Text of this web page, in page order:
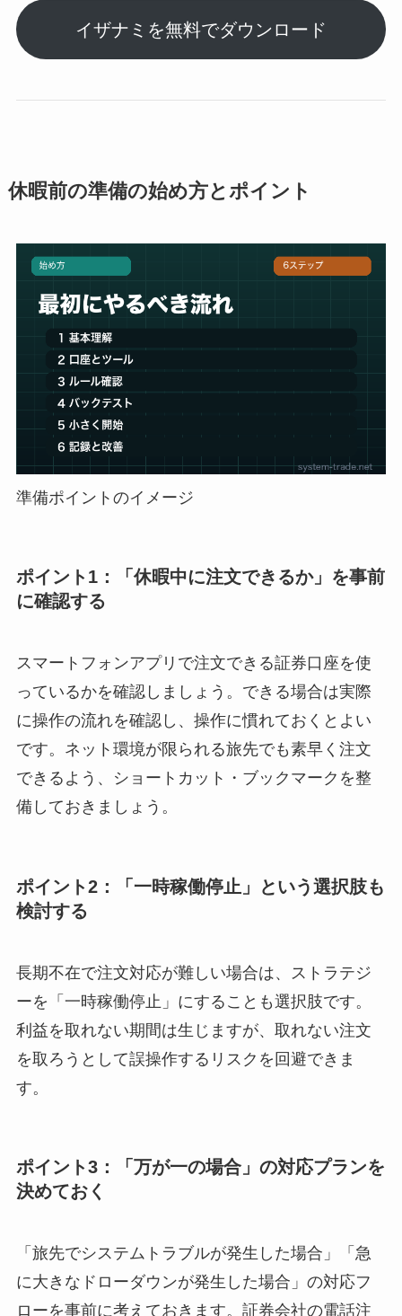
イザナミを無料でダウンロード
休暇前の準備の始め方とポイント
準備ポイントのイメージ
ポイント1：「休暇中に注文できるか」を事前
に確認する
スマートフォンアプリで注文できる証券口座を使
っているかを確認しましょう。できる場合は実際
に操作の流れを確認し、操作に慣れておくとよい
です。ネット環境が限られる旅先でも素早く注文
できるよう、ショートカット・ブックマークを整
備しておきましょう。
ポイント2：「一時稼働停止」という選択肢も
検討する
長期不在で注文対応が難しい場合は、ストラテジ
ーを「一時稼働停止」にすることも選択肢です。
利益を取れない期間は生じますが、取れない注文
を取ろうとして誤操作するリスクを回避できま
す。
ポイント3：「万が一の場合」の対応プランを
決めておく
「旅先でシステムトラブルが発生した場合」「急
に大きなドローダウンが発生した場合」の対応フ
ローを事前に考えておきます。証券会社の電話注